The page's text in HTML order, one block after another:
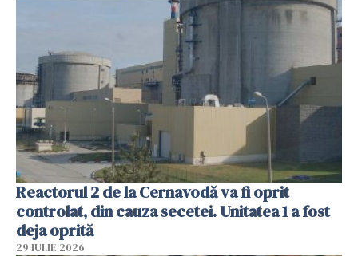
Reactorul 2 de la Cernavodă va fi oprit
controlat, din cauza secetei. Unitatea 1 a fost
deja oprită
29 IULIE 2026